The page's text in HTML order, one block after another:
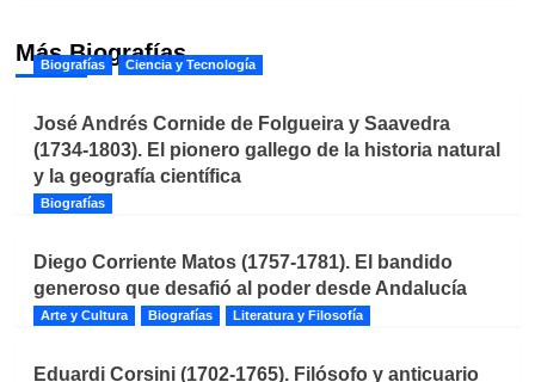
Más Biografías
Biografías Ciencia y Tecnología
José Andrés Cornide de Folgueira y Saavedra
(1734-1803). El pionero gallego de la historia natural
y la geografía científica
Biografías
Diego Corriente Matos (1757-1781). El bandido
generoso que desafió al poder desde Andalucía
Arte y Cultura Biografías Literatura y Filosofía
Eduardi Corsini (1702-1765). Filósofo y anticuario